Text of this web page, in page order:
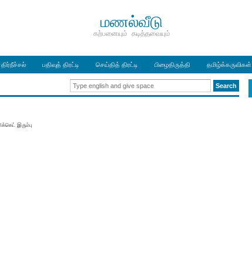
மணல்வீடு
கற்பனையும் கடித்தவையும்
பதிவுத் திரட்டி செய்தித் திரட்டி பிழைதிருத்தி தமிழ்க்கருவிகள்
இரும்பு